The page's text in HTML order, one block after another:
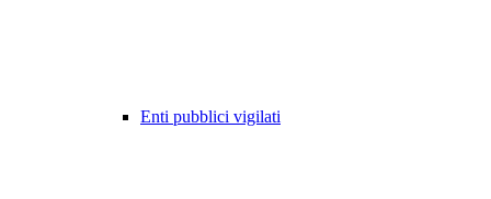
Enti pubblici vigilati